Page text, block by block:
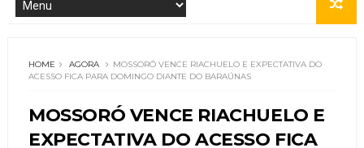
HOME AGORA
MOSSORÓ VENCE RIACHUELO E EXPECTATIVA DO
ACESSO FICA PARA DOMINGO DIANTE DO BARAÚNAS
MOSSORÓ VENCE RIACHUELO E
EXPECTATIVA DO ACESSO FICA